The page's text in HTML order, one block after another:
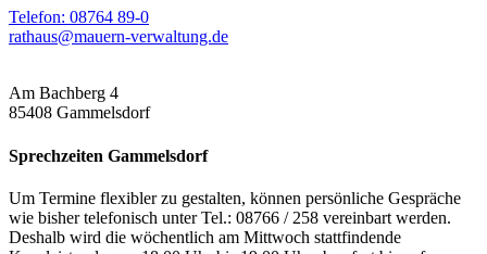
Telefon: 08764 89-0
rathaus@mauern-verwaltung.de
Am Bachberg 4
85408 Gammelsdorf
Sprechzeiten Gammelsdorf
Um Termine flexibler zu gestalten, können persönliche Gespräche
wie bisher telefonisch unter Tel.: 08766 / 258 vereinbart werden.
Deshalb wird die wöchentlich am Mittwoch stattfindende